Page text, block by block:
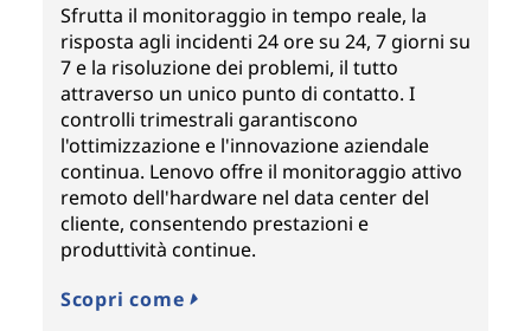
Sfrutta il monitoraggio in tempo reale, la
risposta agli incidenti 24 ore su 24, 7 giorni su
7 e la risoluzione dei problemi, il tutto
attraverso un unico punto di contatto. I
controlli trimestrali garantiscono
l'ottimizzazione e l'innovazione aziendale
continua. Lenovo offre il monitoraggio attivo
remoto dell'hardware nel data center del
cliente, consentendo prestazioni e
produttività continue.
Scopri come